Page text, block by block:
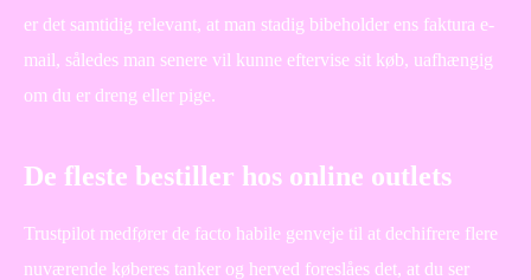
er det samtidig relevant, at man stadig bibeholder ens faktura e-
mail, således man senere vil kunne eftervise sit køb, uafhængig
om du er dreng eller pige.
De fleste bestiller hos online outlets
Trustpilot medfører de facto habile genveje til at dechifrere flere
nuværende køberes tanker og herved foreslåes det, at du ser